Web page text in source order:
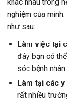
khác nhau trong
nghiệm của
như sau:
Làm việc tại
đây bạn có
sóc bệnh nhân.
Làm tại các
rất nhiều